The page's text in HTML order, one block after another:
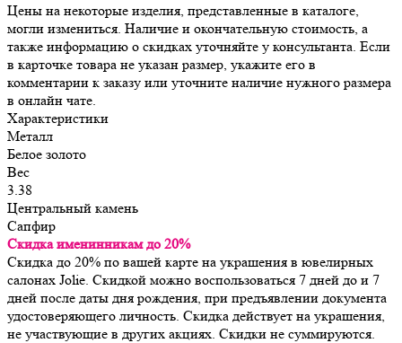
Цены на некоторые изделия, представленные в каталоге,
могли измениться. Наличие и окончательную стоимость, а
также информацию о скидках уточняйте у консультанта. Если
в карточке товара не указан размер, укажите его в
комментарии к заказу или уточните наличие нужного размера
в онлайн чате.
Характеристики
Металл
Белое золото
Вес
3.38
Центральный камень
Сапфир
Скидка именинникам до 20%
Скидка до 20% по вашей карте на украшения в ювелирных
салонах Jolie. Скидкой можно воспользоваться 7 дней до и 7
дней после даты дня рождения, при предъявлении документа
удостоверяющего личность. Скидка действует на украшения,
не участвующие в других акциях. Скидки не суммируются.